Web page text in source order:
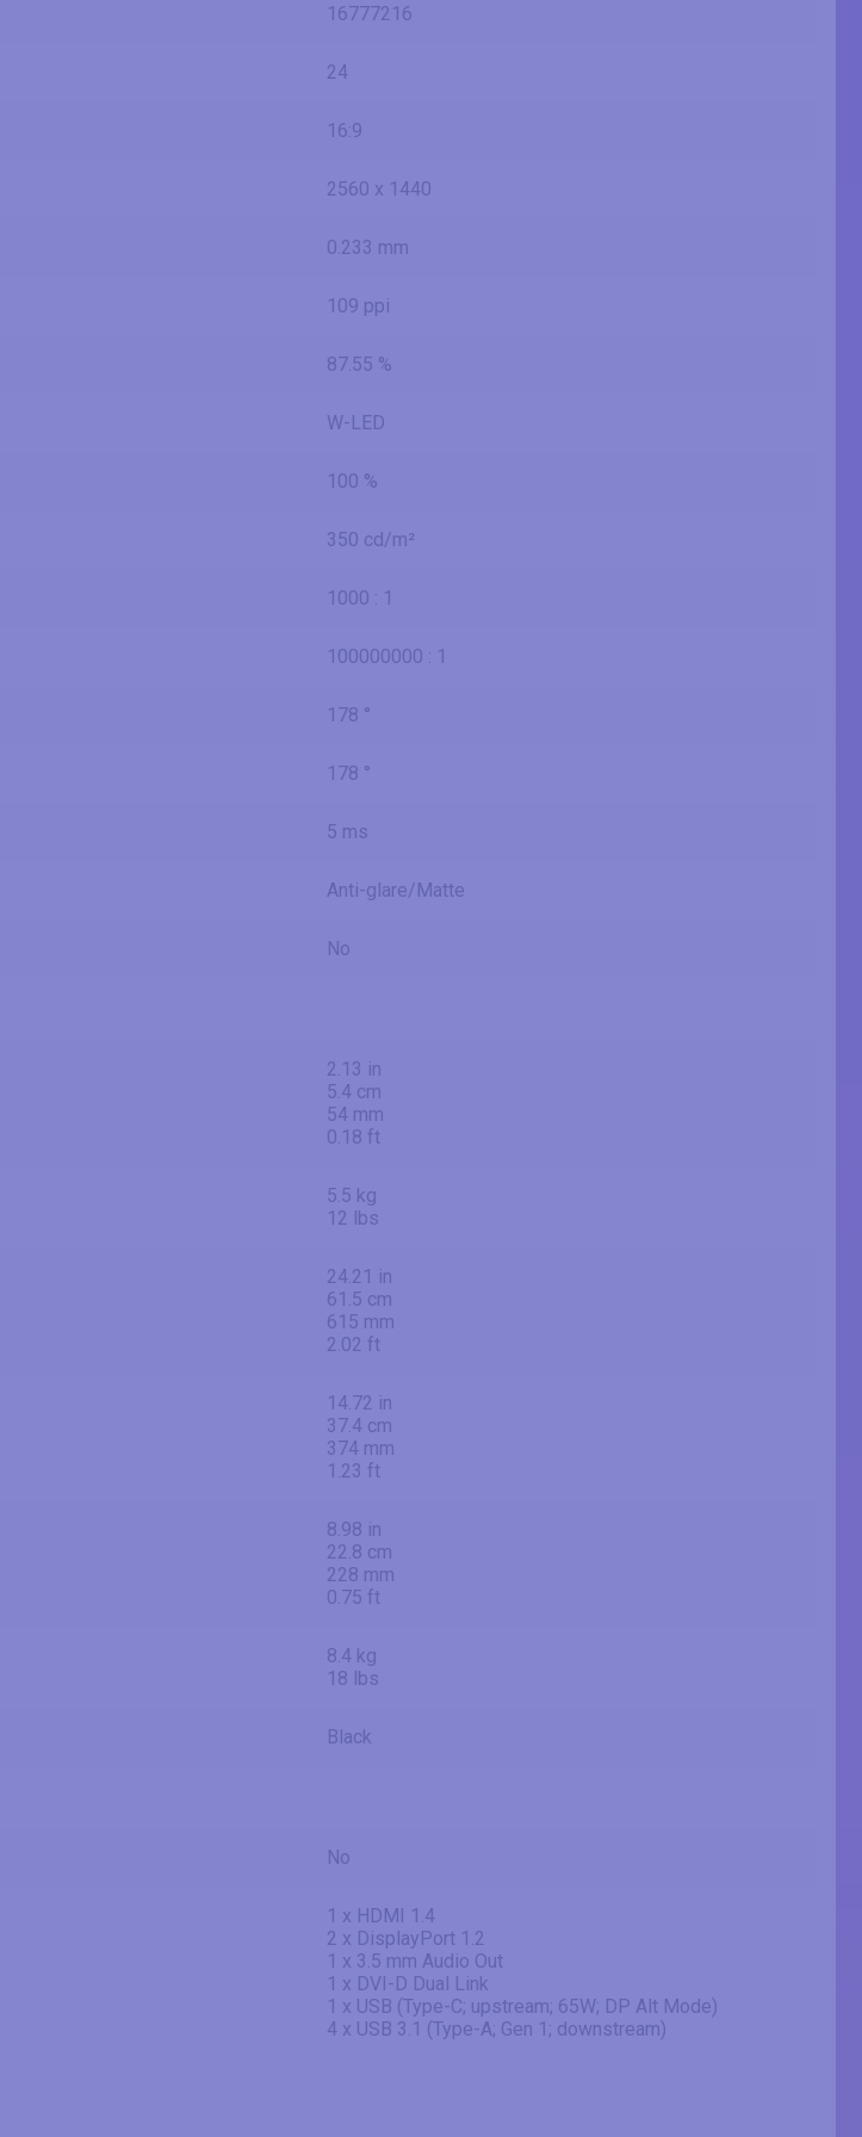
16777216
24
16:9
2560 x 1440
0.233 mm
109 ppi
87.55 %
W-LED
100 %
350 cd/m²
1000 : 1
100000000 : 1
178 °
178 °
5 ms
Anti-glare/Matte
No
2.13 in
5.4 cm
54 mm
0.18 ft
5.5 kg
12 lbs
24.21 in
61.5 cm
615 mm
2.02 ft
14.72 in
37.4 cm
374 mm
1.23 ft
8.98 in
22.8 cm
228 mm
0.75 ft
8.4 kg
18 lbs
Black
No
1 x HDMI 1.4
2 x DisplayPort 1.2
1 x 3.5 mm Audio Out
1 x DVI-D Dual Link
1 x USB (Type-C; upstream; 65W; DP Alt Mode)
4 x USB 3.1 (Type-A; Gen 1; downstream)